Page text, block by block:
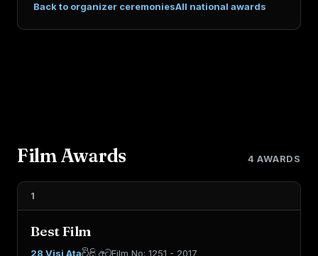
Back to organizer ceremoniesAll national awards
Film Awards 4 AWARDS
1
Best Film
28 Visi Ataවිසි අටFilm No: 1251 - 2017